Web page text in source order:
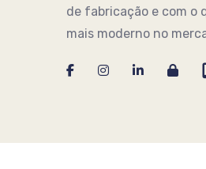
de fabricação e com o
mais moderno no